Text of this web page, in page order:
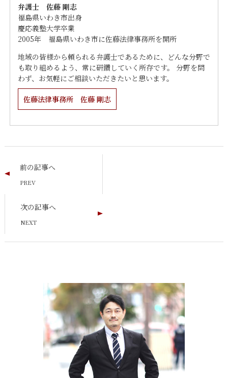
弁護士 佐藤 剛志
福島県いわき市出身
慶応義塾大学卒業
2005年 福島県いわき市に佐藤法律事務所を開所
地域の皆様から頼られる弁護士であるために、どんな分野で
も取り組めるよう、常に研鑽していく所存です。 分野を問
わず、お気軽にご相談いただきたいと思います。
佐藤法律事務所 佐藤 剛志
前の記事へ
次の記事へ